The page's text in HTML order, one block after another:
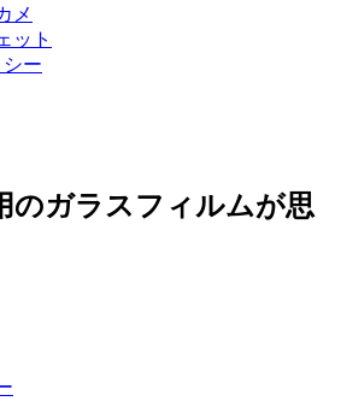
メ
ット
ー
のガラスフィルムが思